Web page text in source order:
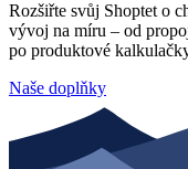
Rozšiřte svůj Shoptet o
vývoj na míru – od
po produktové
Naše doplňky